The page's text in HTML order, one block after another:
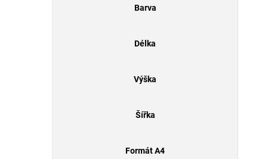
Barva
Délka
Výška
Šířka
Formát A4